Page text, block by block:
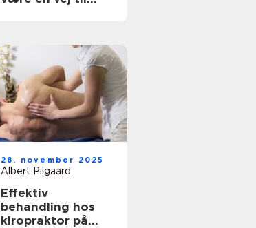
28. november 2025
Albert Pilgaard
Effektiv
behandling hos
kiropraktor på